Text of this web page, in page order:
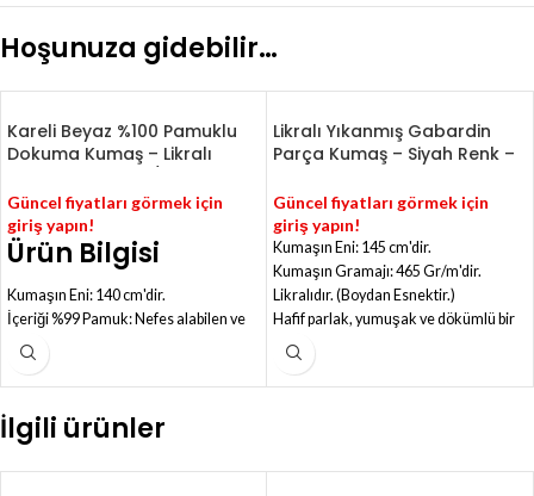
Hoşunuza gidebilir…
Kareli Beyaz %100 Pamuklu
Dokuma Kumaş – Likralı
cm X 140 cm)
Güncel fiyatları görmek için
giriş yapın!
Ürün Bilgisi
Kumaşın Eni: 140 cm'dir.
İçeriği %99 Pamuk: Nefes alabilen ve
yumuşak bir doku sunar.
Likralı: Esnek yapısı sayesinde hareket
özgürlüğü sağlar.
İnce Dokuma: Hafif ve zarif bir
görünüm sunar, yazlık kıyafetler için
Likralı Yıkanmış Gabardin
Parça Kumaş – Siyah Renk –
cm) – 465 Gr/m
Güncel fiyatları görmek için
giriş yapın!
Kumaşın Eni: 145 cm'dir.
Kumaşın Gramajı: 465 Gr/m'dir.
Likralıdır. (Boydan Esnektir.)
Hafif parlak, yumuşak ve dökümlü bir
kumaştır.
Kullanım Alanları: Pantolon, etek,
ceket, elbise, şort, bluz, trençkot, takım
İlgili ürünler